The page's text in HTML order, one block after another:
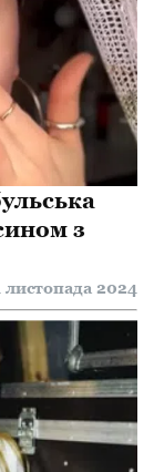
з
листопада 2024